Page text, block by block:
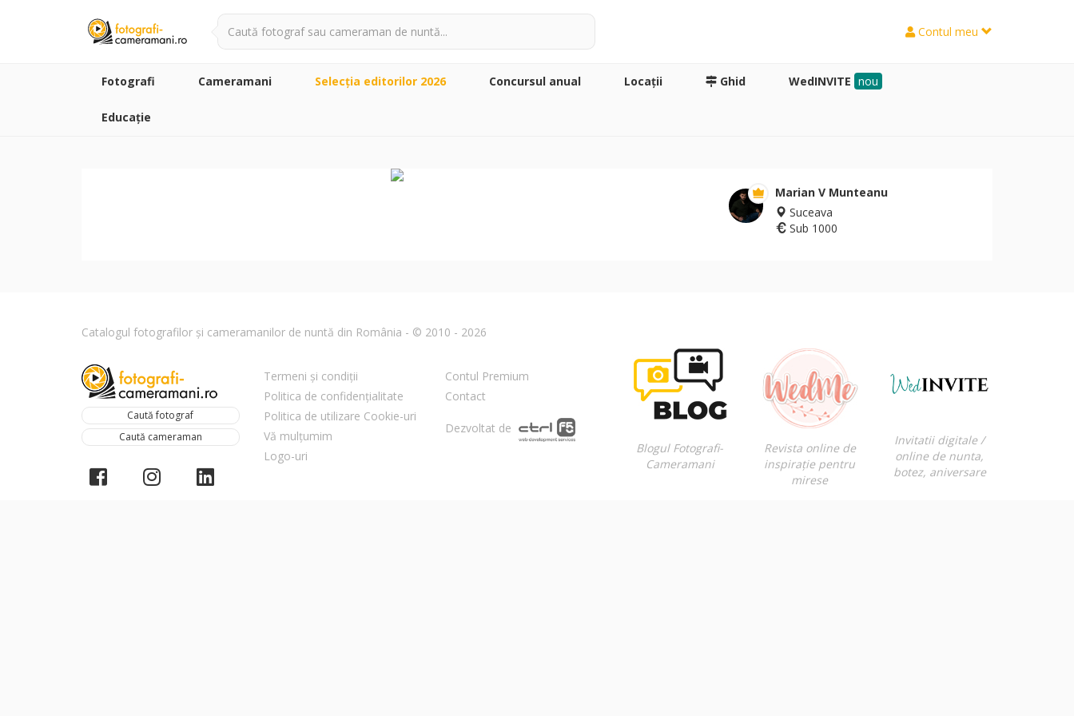
Contul meu
Fotografi Cameramani Selecţia editorilor 2026 Concursul anual Locaţii Ghid WedINVITE nou
Educație
Marian V Munteanu
Suceava
Sub 1000
Catalogul fotografilor și cameramanilor de nuntă din România - © 2010 - 2026
Caută fotograf
Caută cameraman
Termeni și condiții
Politica de confidențialitate
Politica de utilizare Cookie-uri
Vă mulțumim
Logo-uri
Contul Premium
Contact
Dezvoltat de
Blogul Fotografi-
Cameramani
Revista online de
inspirație pentru
mirese
Invitatii digitale /
online de nunta,
botez, aniversare